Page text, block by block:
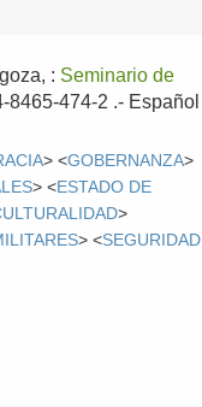
: Seminario de
8465-474-2 .- Español
> <GOBERNANZA>
> <ESTADO DE
>
> <SEGURIDAD